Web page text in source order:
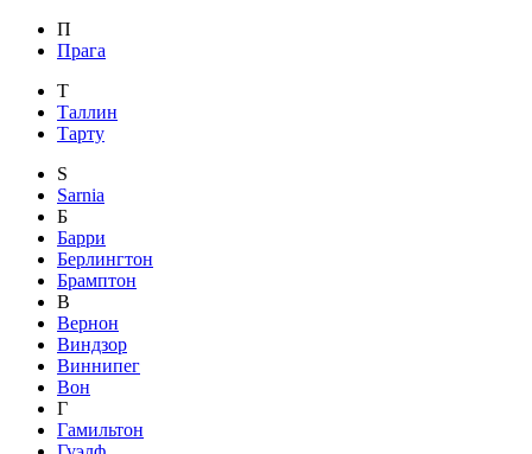
П
Прага
Т
Таллин
Тарту
S
Sarnia
Б
Барри
Берлингтон
Брамптон
В
Вернон
Виндзор
Виннипег
Вон
Г
Гамильтон